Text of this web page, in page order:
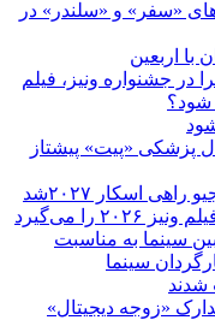
«سفر» و «سلندر» در
با اربعین
در جشنواره ونیز، فیلم
شود؟
امی ۲۰۲۶؛ سریال پزشکی «پیت» پیشتاز
اسکار ۲۰۲۷شد
را می‌گیرد
سینما به مناسبت
سینما
شدند